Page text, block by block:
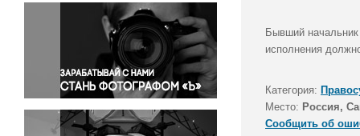
Окружающая среда
Политика
Правосудие
Происшествия и конфликты
Религия
Светская жизнь
Спорт
Бывший
исполнения
Категория:
Место: Россия,
Сообщить об